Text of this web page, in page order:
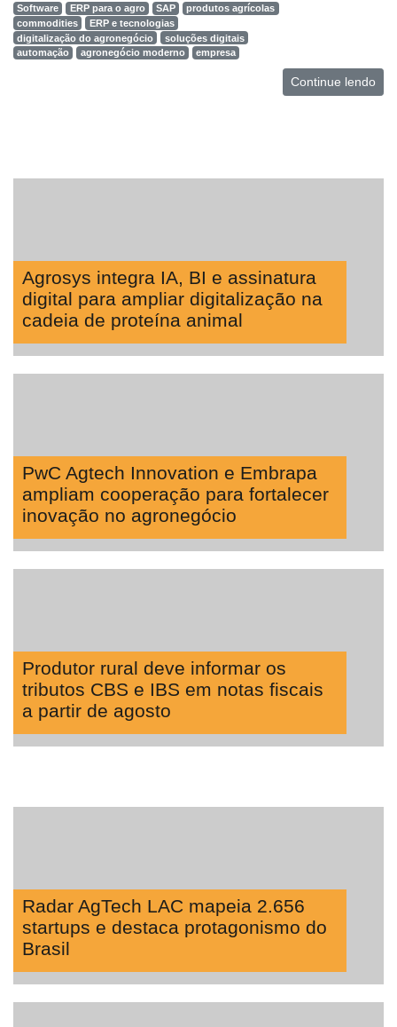
Software
ERP para o agro SAP
produtos agrícolas
commodities
ERP e tecnologias
digitalização do agronegócio
soluções digitais
automação
agronegócio moderno empresa
Continue lendo
Agrosys integra IA, BI e assinatura
digital para ampliar digitalização na
cadeia de proteína animal
PwC Agtech Innovation e Embrapa
ampliam cooperação para fortalecer
inovação no agronegócio
Produtor rural deve informar os
tributos CBS e IBS em notas fiscais
a partir de agosto
Radar AgTech LAC mapeia 2.656
startups e destaca protagonismo do
Brasil